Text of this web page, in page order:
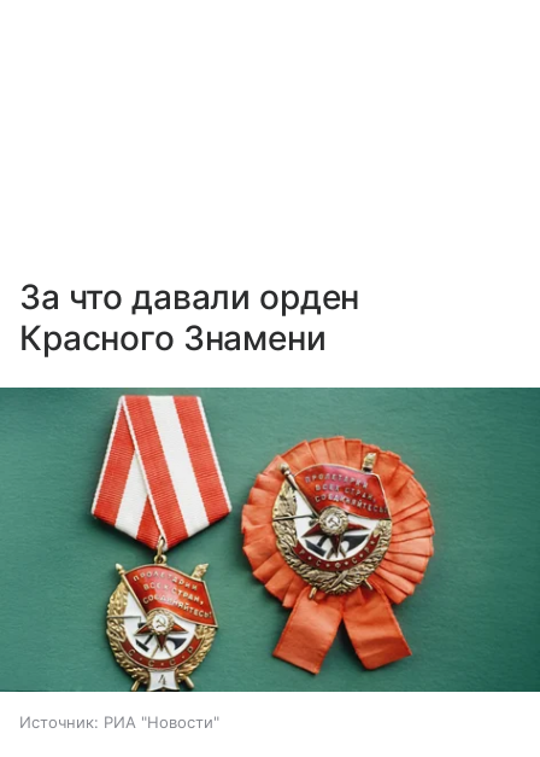
За что давали орден
Красного Знамени
Источник: РИА "Новости"